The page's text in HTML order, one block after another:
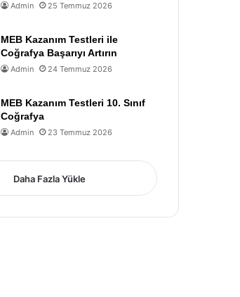
Admin 25 Temmuz 2026
MEB Kazanım Testleri ile
Coğrafya Başarıyı Artırın
Admin 24 Temmuz 2026
MEB Kazanım Testleri 10. Sınıf
Coğrafya
Admin 23 Temmuz 2026
Daha Fazla Yükle